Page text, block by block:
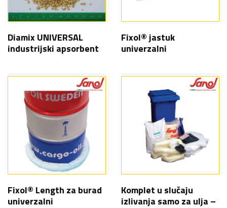
Diamix UNIVERSAL
industrijski apsorbent
Fixol® jastuk
univerzalni
Fixol® Length za burad
univerzalni
Komplet u slučaju
izlivanja samo za ulja –